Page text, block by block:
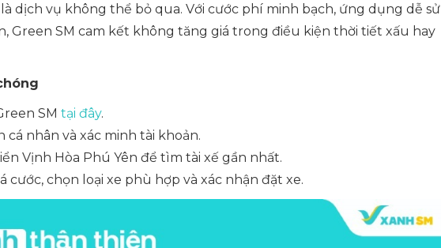
dịch vụ không thể bỏ qua. Với cước phí minh bạch, ứng dụng dễ sử
Green SM cam kết không tăng giá trong điều kiện thời tiết xấu hay
SM tại đây.
cá nhân và xác minh tài khoản.
Vịnh Hòa Phú Yên để tìm tài xế gần nhất.
cước, chọn loại xe phù hợp và xác nhận đặt xe.